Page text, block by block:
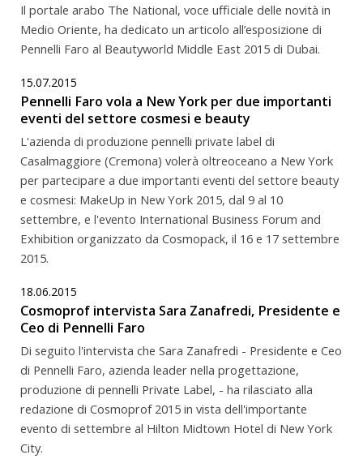
Il portale arabo The National, voce ufficiale delle novità in
Medio Oriente, ha dedicato un articolo all’esposizione di
Pennelli Faro al Beautyworld Middle East 2015 di Dubai.
15.07.2015
Pennelli Faro vola a New York per due importanti
eventi del settore cosmesi e beauty
L'azienda di produzione pennelli private label di
Casalmaggiore (Cremona) volerà oltreoceano a New York
per partecipare a due importanti eventi del settore beauty
e cosmesi: MakeUp in New York 2015, dal 9 al 10
settembre, e l'evento International Business Forum and
Exhibition organizzato da Cosmopack, il 16 e 17 settembre
2015.
18.06.2015
Cosmoprof intervista Sara Zanafredi, Presidente e
Ceo di Pennelli Faro
Di seguito l'intervista che Sara Zanafredi - Presidente e Ceo
di Pennelli Faro, azienda leader nella progettazione,
produzione di pennelli Private Label, - ha rilasciato alla
redazione di Cosmoprof 2015 in vista dell'importante
evento di settembre al Hilton Midtown Hotel di New York
City.